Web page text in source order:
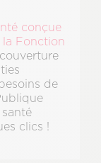
conçue
la Fonction
de
clics !